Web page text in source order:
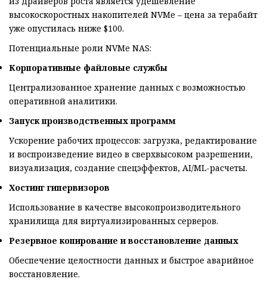
высокоскоростных накопителей NVMe – цена за терабайт
уже опустилась ниже $100.
Потенциальные роли NVMe NAS:
Корпоративные файловые службы
Централизованное хранение данных с возможностью
оперативной аналитики.
Запуск производственных программ
Ускорение рабочих процессов: загрузка, редактирование
и воспроизведение видео в сверхвысоком разрешении,
визуализация, создание спецэффектов, AI/ML-расчеты.
Хостинг гипервизоров
Использование в качестве высокопроизводительного
хранилища для виртуализированных серверов.
Резервное копирование и восстановление данных
Обеспечение целостности данных и быстрое аварийное
восстановление.